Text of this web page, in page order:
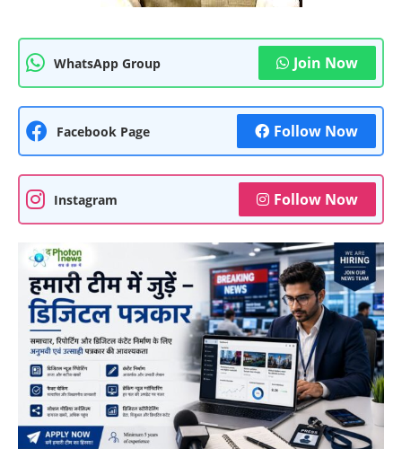
WhatsApp Group Join Now
Facebook Page Follow Now
Instagram Follow Now